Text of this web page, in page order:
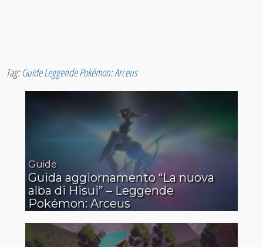
Tag:Guide Leggende Pokémon: Arceus
Guide
Guida aggiornamento “La nuova
alba di Hisui” – Leggende
Pokémon: Arceus